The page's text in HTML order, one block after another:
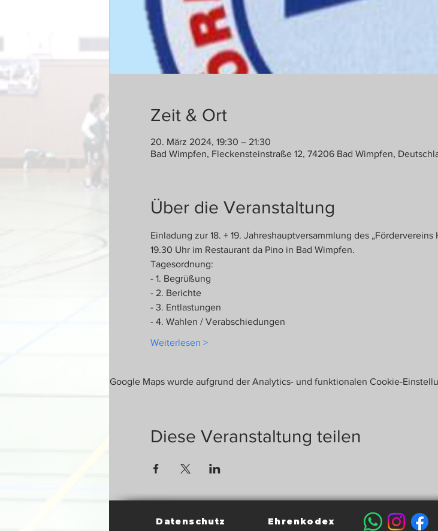
Zeit & Ort
20. März 2024, 19:30 – 21:30
Bad Wimpfen, Fleckensteinstraße 12, 74206 Bad Wimpfen,
Über die Veranstaltung
Einladung zur 18. + 19. Jahreshauptversammlung des
19.30 Uhr im Restaurant da Pino in Bad Wimpfen.
Tagesordnung:
- 1. Begrüßung
- 2. Berichte
- 3. Entlastungen
- 4. Wahlen / Verabschiedungen
Weiterlesen >
Google Maps wurde aufgrund der Analytics- und funktionalen Cookie-
Diese Veranstaltung teilen
Datenschutz Ehrenkodex